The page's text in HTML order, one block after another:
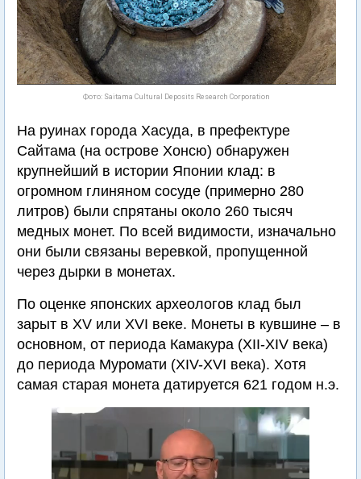
Фото: Saitama Cultural Deposits Research Corporation
На руинах города Хасуда, в префектуре
Сайтама (на острове Хонсю) обнаружен
крупнейший в истории Японии клад: в
огромном глиняном сосуде (примерно 280
литров) были спрятаны около 260 тысяч
медных монет. По всей видимости, изначально
они были связаны веревкой, пропущенной
через дырки в монетах.
По оценке японских археологов клад был
зарыт в XV или XVI веке. Монеты в кувшине – в
основном, от периода Камакура (XII-XIV века)
до периода Муромати (XIV-XVI века). Хотя
самая старая монета датируется 621 годом н.э.